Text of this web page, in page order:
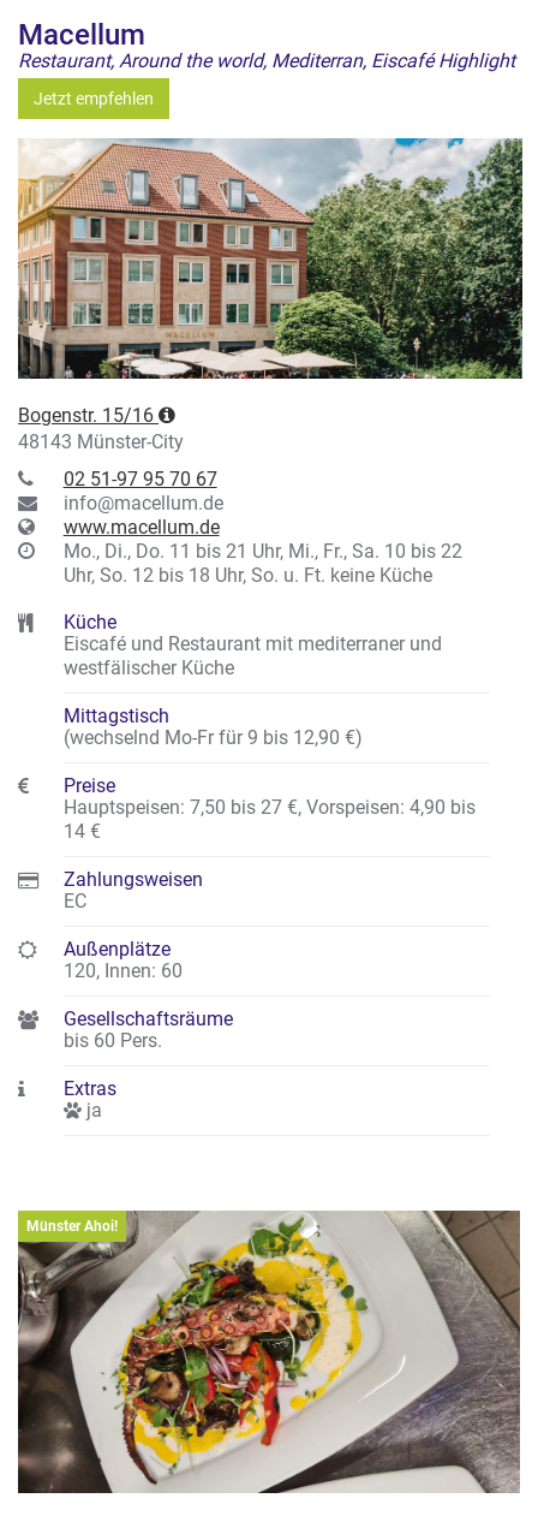
Macellum
Restaurant, Around the world, Mediterran, Eiscafé Highlight
Jetzt empfehlen
Bogenstr. 15/16
48143 Münster-City
02 51-97 95 70 67
info@macellum.de
www.macellum.de
Mo., Di., Do. 11 bis 21 Uhr, Mi., Fr., Sa. 10 bis 22
Uhr, So. 12 bis 18 Uhr, So. u. Ft. keine Küche
Küche
Eiscafé und Restaurant mit mediterraner und
westfälischer Küche
Mittagstisch
(wechselnd Mo-Fr für 9 bis 12,90 €)
Preise
Hauptspeisen: 7,50 bis 27 €, Vorspeisen: 4,90 bis
14 €
Zahlungsweisen
EC
Außenplätze
120, Innen: 60
Gesellschaftsräume
bis 60 Pers.
Extras
ja
Münster Ahoi!